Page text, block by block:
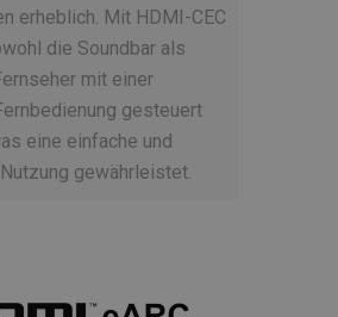
erheblich. Mit HDMI-CEC
die Soundbar als
mit einer
gesteuert
eine einfache und
gewährleistet.